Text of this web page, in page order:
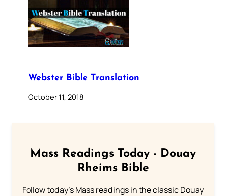
Webster Bible Translation
October 11, 2018
Mass Readings Today - Douay
Rheims Bible
Follow today's Mass readings in the classic Douay